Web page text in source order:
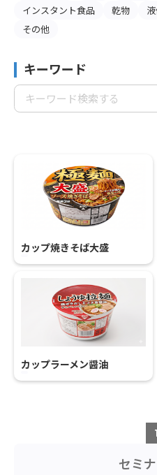
インスタント食品
乾物
その他
キーワード
カップ焼きそば大盛
カップラーメン醤油
1
セミ